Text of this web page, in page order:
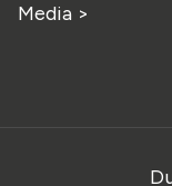
Media >